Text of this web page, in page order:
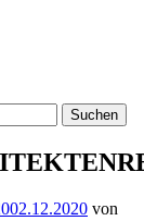
02.12.2020 von